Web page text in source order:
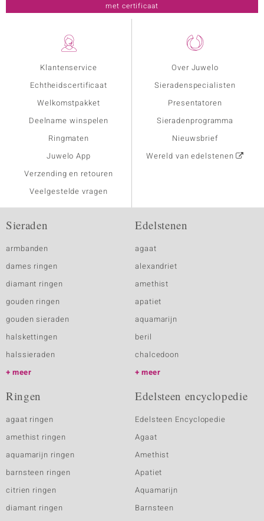
Klantenservice
Echtheidscertificaat
Welkomstpakket
Deelname winspelen
Ringmaten
Juwelo App
Verzending en retouren
Veelgestelde vragen
Over Juwelo
Sieradenspecialisten
Presentatoren
Sieradenprogramma
Nieuwsbrief
Wereld van edelstenen
met certificaat
Sieraden
armbanden
dames ringen
diamant ringen
gouden ringen
gouden sieraden
halskettingen
halssieraden
meer
Edelstenen
agaat
alexandriet
amethist
apatiet
aquamarijn
beril
chalcedoon
meer
Ringen
agaat ringen
amethist ringen
aquamarijn ringen
barnsteen ringen
citrien ringen
diamant ringen
Edelsteen encyclopedie
Edelsteen Encyclopedie
Agaat
Amethist
Apatiet
Aquamarijn
Barnsteen